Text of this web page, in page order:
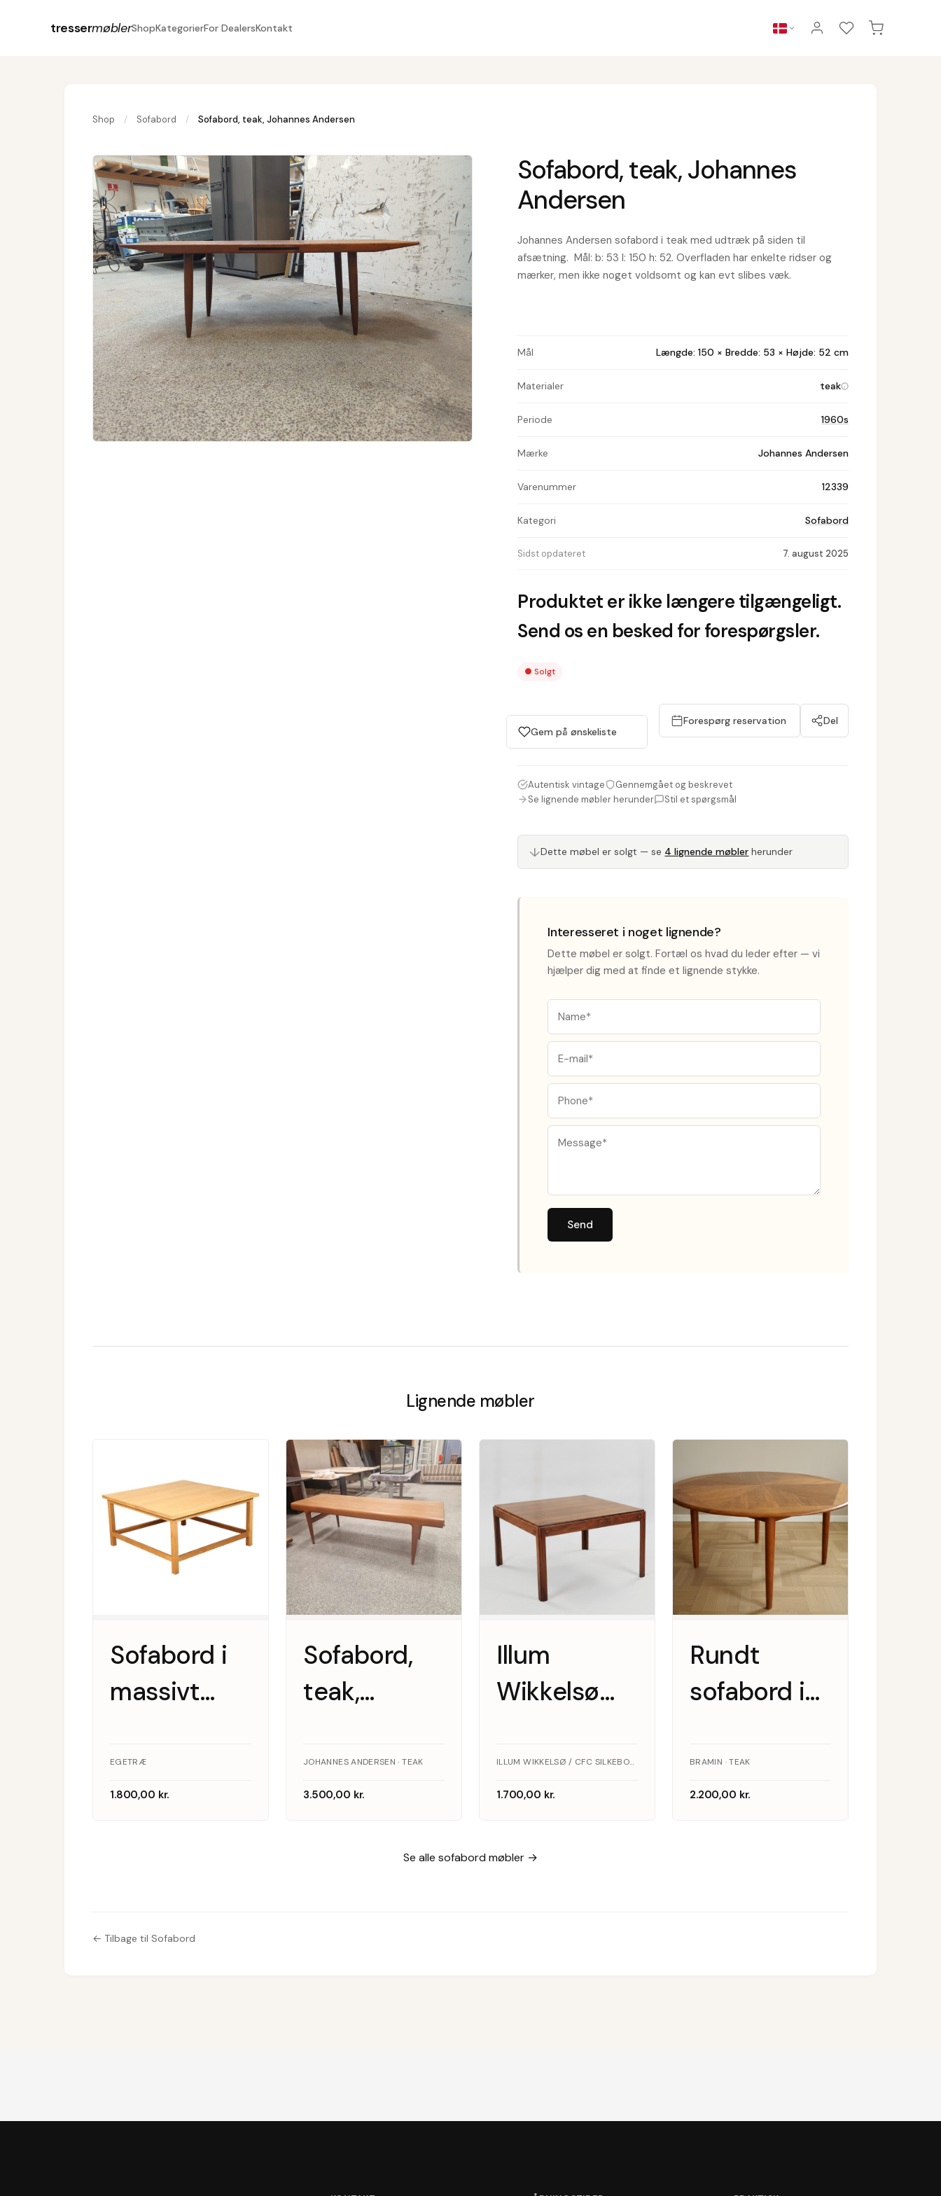
tressermøblerShopKategorierFor DealersKontakt
Shop / Sofabord / Sofabord, teak, Johannes Andersen
Sofabord, teak, Johannes
Andersen
Johannes Andersen sofabord i teak med udtræk på siden til
afsætning. Mål: b: 53 l: 150 h: 52. Overfladen har enkelte ridser og
mærker, men ikke noget voldsomt og kan evt slibes væk.
Mål Længde: 150 × Bredde: 53 × Højde: 52 cm
Materialer teak
Periode 1960s
Mærke Johannes Andersen
Varenummer 12339
Kategori Sofabord
Sidst opdateret 7. august 2025
Produktet er ikke længere tilgængeligt.
Send os en besked for forespørgsler.
●Solgt
Gem på ønskeliste
Forespørg reservation Del
Autentisk vintage
Gennemgået og beskrevet
Se lignende møbler herunder
Stil et spørgsmål
↓Dette møbel er solgt — se 4 lignende møbler herunder
Interesseret i noget lignende?
Dette møbel er solgt. Fortæl os hvad du leder efter — vi
hjælper dig med at finde et lignende stykke.
Send
Lignende møbler
Sofabord i
massivt
1970’erne
EGETRÆ
1.800,00 kr.
Sofabord,
teak,
Andersen
JOHANNES ANDERSEN · TEAK
3.500,00 kr.
Illum
Wikkelsø
palisander,
CFC
ILLUM WIKKELSØ / CFC SILKEBORG · PALISANDER
1.700,00 kr.
Rundt
sofabord i
Bramin
BRAMIN · TEAK
2.200,00 kr.
Se alle sofabord møbler →
← Tilbage til Sofabord